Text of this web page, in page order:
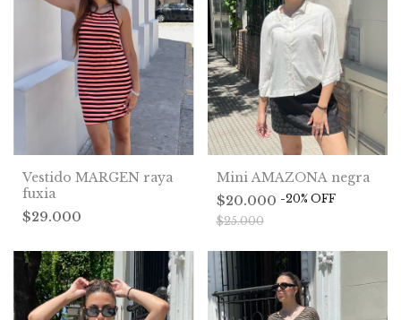
Vestido MARGEN raya
fuxia
$29.000
Mini AMAZONA negra
$20.000 -20% OFF
$25.000